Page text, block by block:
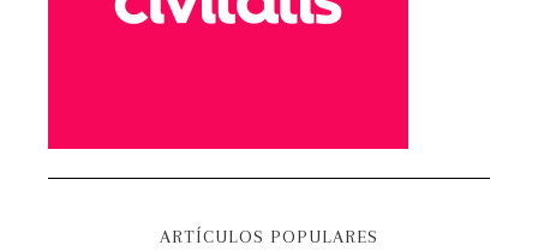
ARTÍCULOS POPULARES